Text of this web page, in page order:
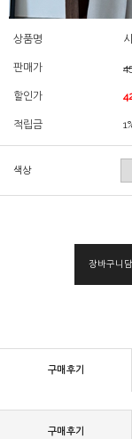
상품명
판매가
할인가
적립금
색상
장바구니담
구매후기
구매후기